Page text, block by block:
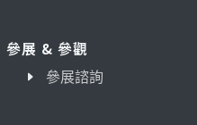
參展 & 參觀
參展諮詢